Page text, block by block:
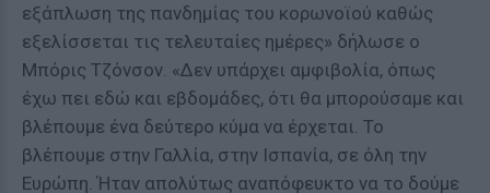
εξάπλωση της πανδημίας του κορωνοϊού καθώς
εξελίσσεται τις τελευταίες ημέρες» δήλωσε ο
Μπόρις Τζόνσον. «Δεν υπάρχει αμφιβολία, όπως
έχω πει εδώ και εβδομάδες, ότι θα μπορούσαμε και
βλέπουμε ένα δεύτερο κύμα να έρχεται. Το
βλέπουμε στην Γαλλία, στην Ισπανία, σε όλη την
Ευρώπη. Ήταν απολύτως αναπόφευκτο να το δούμε